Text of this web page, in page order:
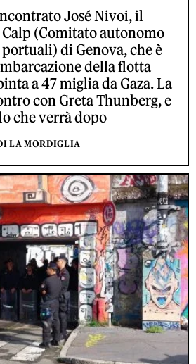
José Nivoi, il
(Comitato autonomo
di Genova, che è
della flotta
a 47 miglia da Gaza. La
con Greta Thunberg, e
che verrà dopo
LA MORDIGLIA